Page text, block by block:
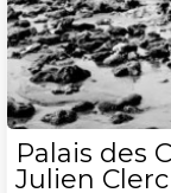
Palais des
Julien